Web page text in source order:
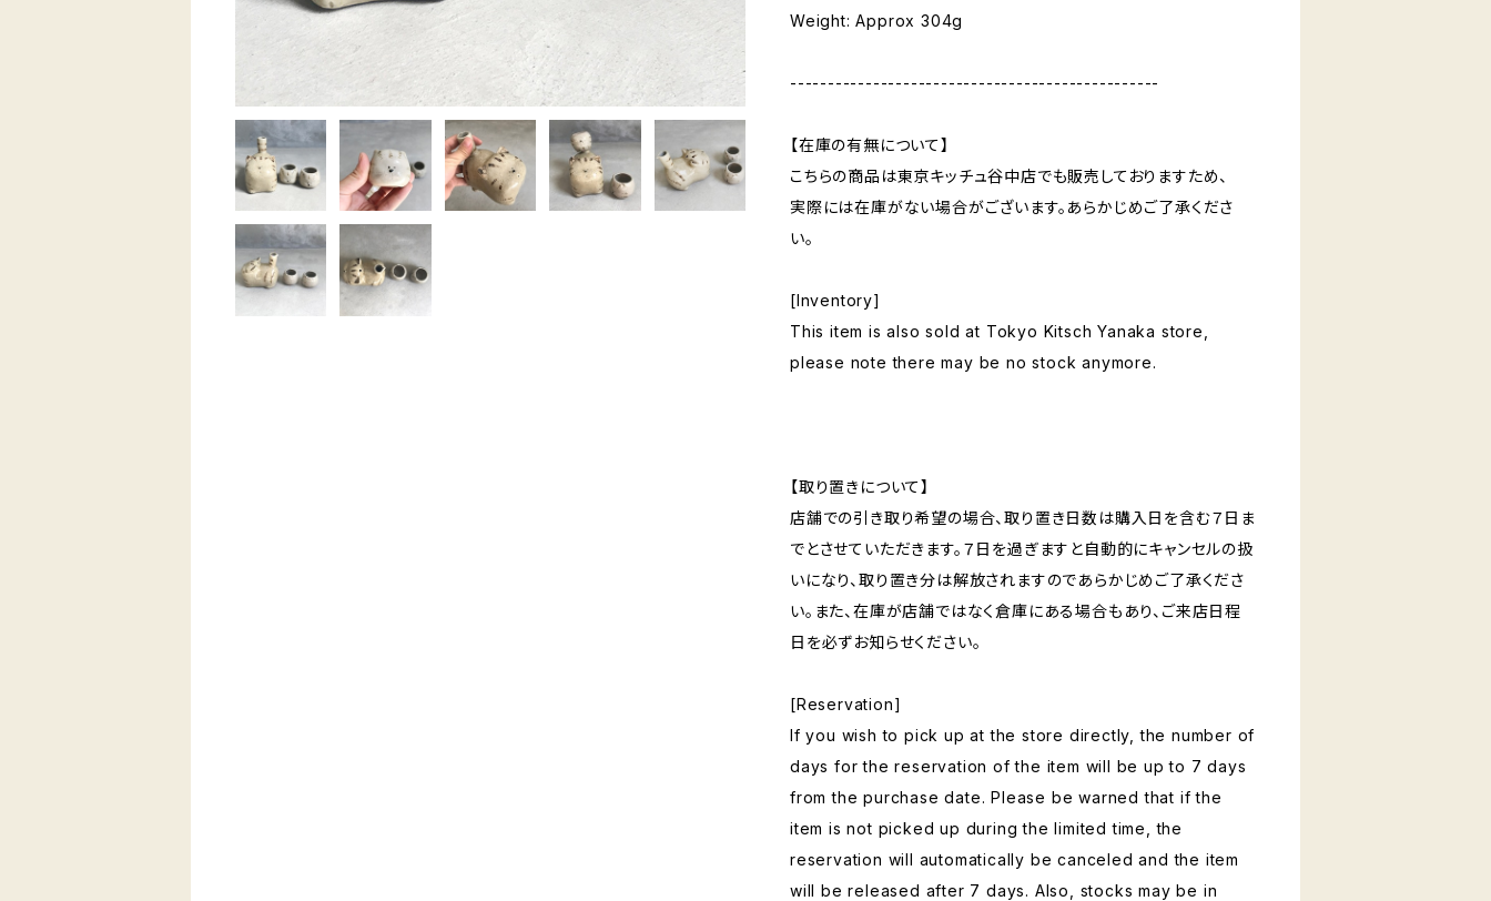
Weight: Approx 304g
-------------------------------------------------
【在庫の有無について】
こちらの商品は東京キッチュ谷中店でも販売しておりますため、
実際には在庫がない場合がございます。あらかじめご了承くださ
い。
[Inventory]
This item is also sold at Tokyo Kitsch Yanaka store,
please note there may be no stock anymore.
【取り置きについて】
店舗での引き取り希望の場合、取り置き日数は購入日を含む７日ま
でとさせていただきます。７日を過ぎますと自動的にキャンセルの扱
いになり、取り置き分は解放されますのであらかじめご了承くださ
い。また、在庫が店舗ではなく倉庫にある場合もあり、ご来店日程
日を必ずお知らせください。
[Reservation]
If you wish to pick up at the store directly, the number of
days for the reservation of the item will be up to 7 days
from the purchase date. Please be warned that if the
item is not picked up during the limited time, the
reservation will automatically be canceled and the item
will be released after 7 days. Also, stocks may be in